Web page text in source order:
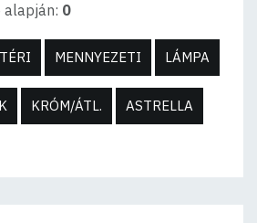
alapján: 0
MENNYEZETI LÁMPA
KRÓM/ÁTL. ASTRELLA